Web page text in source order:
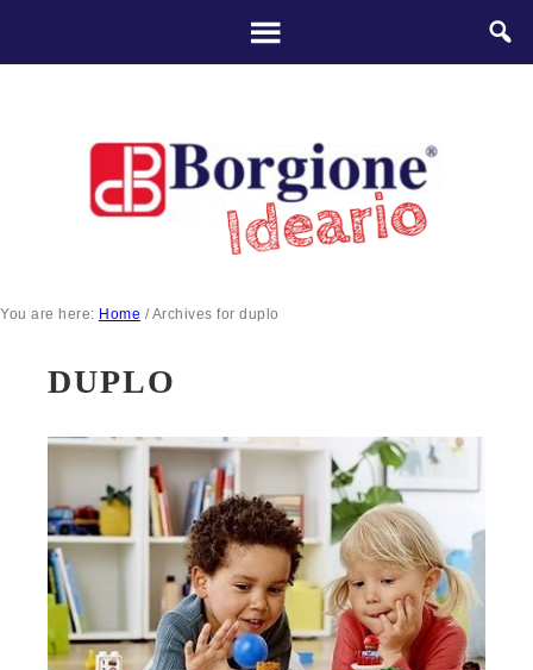
You are here: Home /Archives for duplo
DUPLO